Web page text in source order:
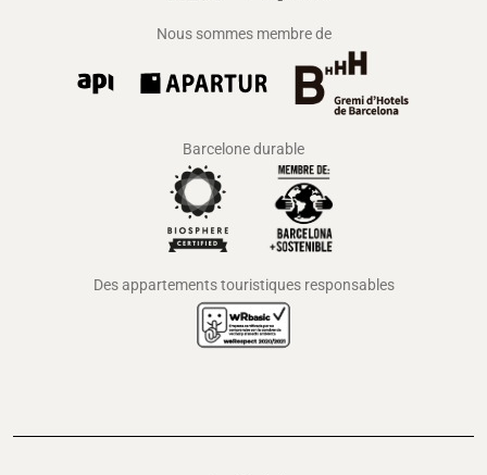
Nous sommes membre de
Barcelone durable
Des appartements touristiques responsables